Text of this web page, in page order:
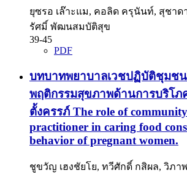
ยุซรอ เล๊าะแม, คอลิด ครุนันท์, สุชาด
รัศมิ์ พัฒนสมบัติสุข
39-45
PDF
บทบาทพยาบาลเวชปฏิบัติชุมช
พฤติกรรมสุขภาพด้านการบริโ
ตั้งครรภ์ The role of
practitioner in caring food
behavior of pregnant women.
ชูขวัญ เฮงชัยโย, ทวีศักดิ์ กสิผล, วิภา